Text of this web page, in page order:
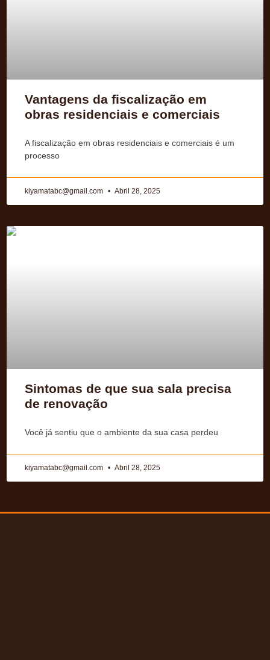
Vantagens da fiscalização em
obras residenciais e comerciais
A fiscalização em obras residenciais e comerciais é um
processo
kiyamatabc@gmail.com Abril 28, 2025
Sintomas de que sua sala precisa
de renovação
Você já sentiu que o ambiente da sua casa perdeu
kiyamatabc@gmail.com Abril 28, 2025